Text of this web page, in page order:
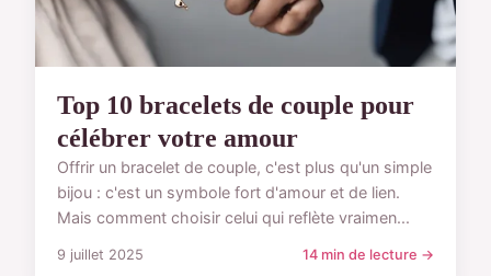
Top 10 bracelets de couple pour
célébrer votre amour
Offrir un bracelet de couple, c'est plus qu'un simple
bijou : c'est un symbole fort d'amour et de lien.
Mais comment choisir celui qui reflète vraimen...
9 juillet 2025 14 min de lecture →